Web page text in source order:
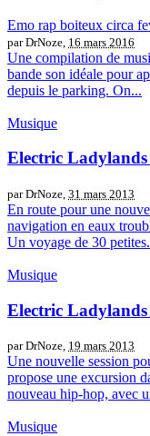
Emo rap boiteux circa
par DrNoze, 16 mars 2016
Une compilation de
bande son idéale pour
depuis le parking. On...
Musique
Electric Ladylands
par DrNoze, 31 mars 2013
En route pour une
navigation en eaux
Un voyage de 30
Musique
Electric Ladylands
par DrNoze, 19 mars 2013
Une nouvelle session
propose une excursion
nouveau hip-hop, avec
Musique